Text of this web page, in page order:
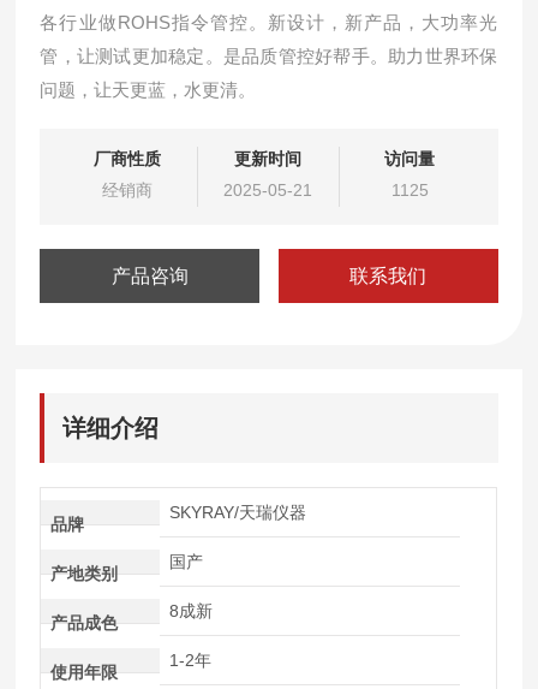
各行业做ROHS指令管控。新设计，新产品，大功率光
管，让测试更加稳定。是品质管控好帮手。助力世界环保
问题，让天更蓝，水更清。
厂商性质
经销商
更新时间
2025-05-21
访问量
1125
产品咨询 联系我们
详细介绍
品牌
SKYRAY/天瑞仪器
产地类别
国产
产品成色
8成新
使用年限
1-2年